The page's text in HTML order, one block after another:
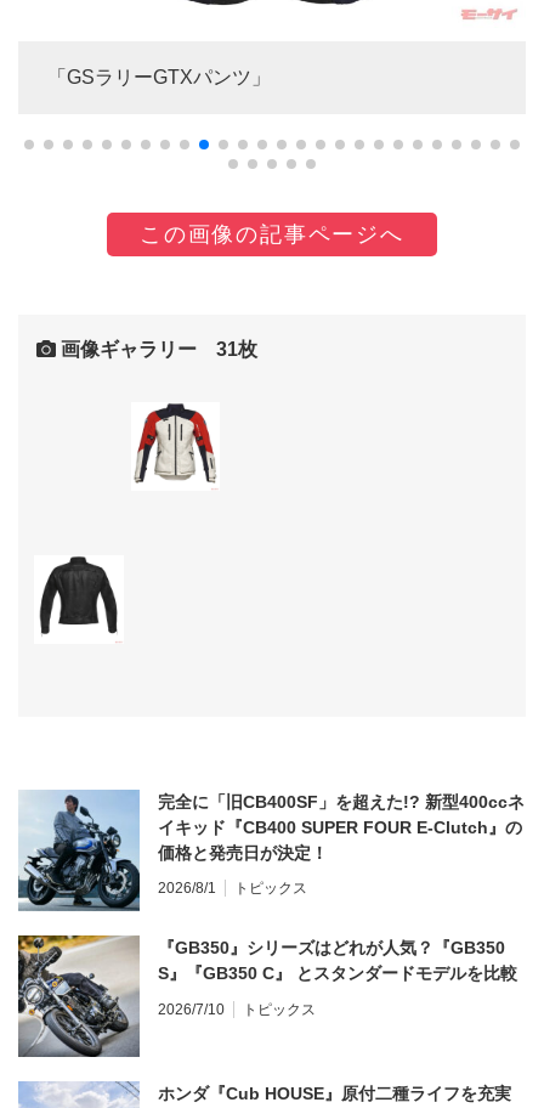
「GSラリーGTXパンツ」
この画像の記事ページへ
画像ギャラリー 31枚
完全に「旧CB400SF」を超えた!? 新型400ccネ
イキッド『CB400 SUPER FOUR E-Clutch』の
価格と発売日が決定！
2026/8/1 トピックス
『GB350』シリーズはどれが人気？『GB350
S』『GB350 C』 とスタンダードモデルを比較
2026/7/10 トピックス
ホンダ『Cub HOUSE』原付二種ライフを充実